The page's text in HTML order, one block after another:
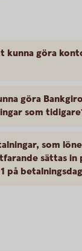
kunna göra
göra
som
som
sättas in
på